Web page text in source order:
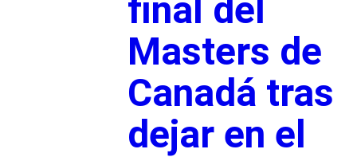
final del
Masters de
Canadá tras
dejar en el